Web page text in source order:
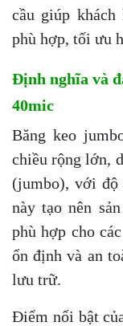
cầu giúp
phù hợp, tối ưu
Định nghĩa và
40mic
Băng keo
chiều rộng lớn,
(jumbo), với
này tạo nên
phù hợp cho
ổn định và an
lưu trữ.
Điểm nổi bật